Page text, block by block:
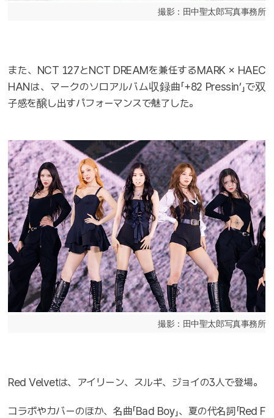
撮影：田中聖太郎写真事務所
また、NCT 127とNCT DREAMを兼任するMARK × HAEC
HANは、マークのソロアルバム収録曲「+82 Pressinʼ」で双
子感を醸し出すパフォーマンスで魅了した。
撮影：田中聖太郎写真事務所
Red Velvetは、アイリーン、スルギ、ジョイの3人で登場。
コラボやカバーのほか、名曲「Bad Boy」、夏の代名詞「Red F